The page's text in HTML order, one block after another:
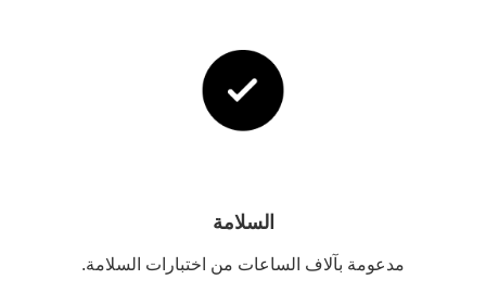
السلامة
مدعومة بآلاف الساعات من اختبارات السلامة.